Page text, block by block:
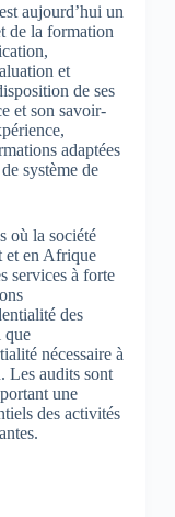
aujourd’hui un
de la formation
et
de ses
et son savoir-
adaptées
système de
où la société
et en Afrique
services à forte
des
que
nécessaire à
Les audits sont
une
des activités